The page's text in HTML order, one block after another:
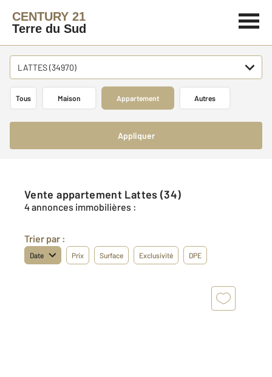
CENTURY 21
Terre du Sud
LATTES (34970)
Tous Maison Appartement Autres
Appliquer
Vente appartement Lattes (34)
4 annonces immobilières :
Trier par :
Date Prix Surface Exclusivité DPE